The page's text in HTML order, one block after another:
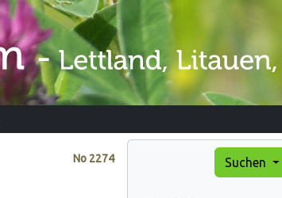
No 2274 Suchen